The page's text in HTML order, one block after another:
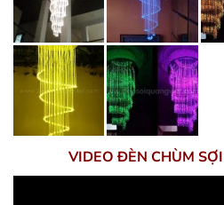
VIDEO ĐÈN CHÙM